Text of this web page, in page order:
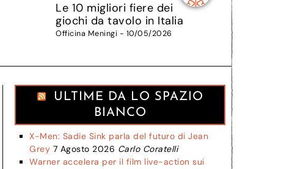
Le 10 migliori fiere dei
giochi da tavolo in Italia
Officina Meningi - 10/05/2026
ULTIME DA LO SPAZIO
BIANCO
X-Men: Sadie Sink parla del futuro di Jean
Grey 7 Agosto 2026 Carlo Coratelli
Warner accelera per il film live-action sui